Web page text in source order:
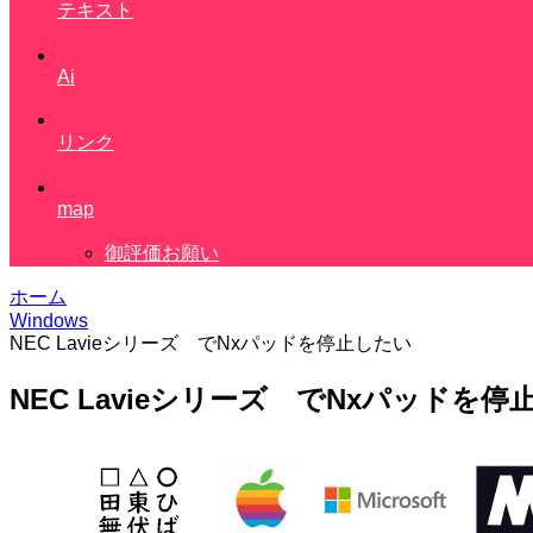
テキスト
Ai
リンク
map
御評価お願い
ホーム
Windows
NEC Lavieシリーズ でNxパッドを停止したい
NEC Lavieシリーズ でNxパッドを停